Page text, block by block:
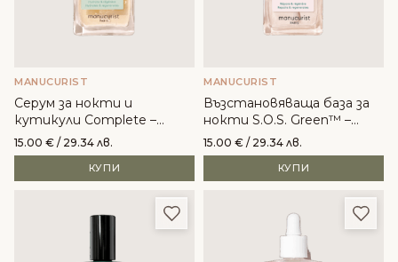
MANUCURIST
Серум за нокти и
кутикули Complete –
Manucurist
15.00 € / 29.34 лв.
КУПИ
MANUCURIST
Възстановяваща база за
нокти S.O.S. Green™ –
Manucurist
15.00 € / 29.34 лв.
КУПИ
Добави в любими